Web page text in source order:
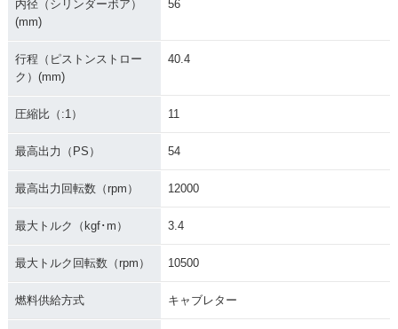
内径（シリンダーボア）
(mm)
56
行程（ピストンストロー
ク）(mm)
40.4
圧縮比（:1） 11
最高出力（PS） 54
最高出力回転数（rpm） 12000
最大トルク（kgf･m） 3.4
最大トルク回転数（rpm） 10500
燃料供給方式 キャブレター